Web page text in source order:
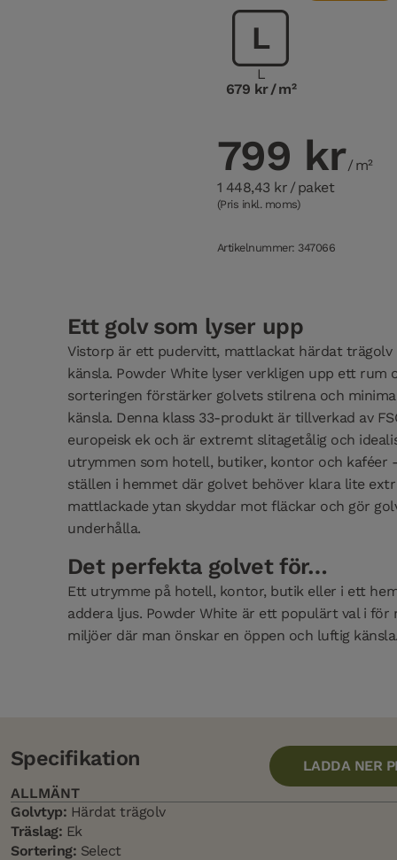
L
679 kr/ m²
799 kr/ m²
1 448,43 kr / paket
(Pris inkl. moms)
Artikelnummer: 347066
Ett golv som lyser upp
Vistorp är ett pudervitt, mattlackat härdat trägolv
känsla. Powder White lyser verkligen upp ett rum
sorteringen förstärker golvets stilrena och
känsla. Denna klass 33-produkt är tillverkad av
europeisk ek och är extremt slitagetålig och
utrymmen som hotell, butiker, kontor och kaféer
ställen i hemmet där golvet behöver klara lite
mattlackade ytan skyddar mot fläckar och gör
underhålla.
Det perfekta golvet för…
Ett utrymme på hotell, kontor, butik eller i ett
addera ljus. Powder White är ett populärt val i för
miljöer där man önskar en öppen och luftig
LADDA NER
Specifikation
ALLMÄNT
Golvtyp: Härdat trägolv
Träslag: Ek
Sortering: Select